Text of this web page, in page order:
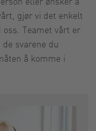
gjør vi det enkelt
Teamet vårt er
svarene du
å komme i